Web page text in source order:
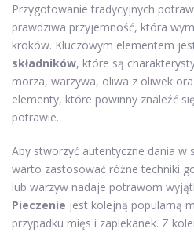
Przygotowanie tradycyjnych
prawdziwa przyjemność, która
kroków. Kluczowym elementem
składników, które są
morza, warzywa, oliwa z oliwek
elementy, które powinny znaleźć
potrawie.
Aby stworzyć autentyczne dania w
warto zastosować różne techniki
lub warzyw nadaje potrawom
Pieczenie jest kolejną popularną
przypadku mięs i zapiekanek. Z kolei